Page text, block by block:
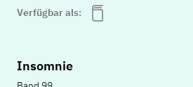
Verfügbar als:
Insomnie